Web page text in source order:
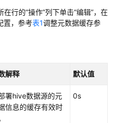
行的“操作”列下单击“编辑”，在
置，参考表1调整元数据缓存参
解释 默认值
署hive数据源的元
信息的缓存有效时
0s